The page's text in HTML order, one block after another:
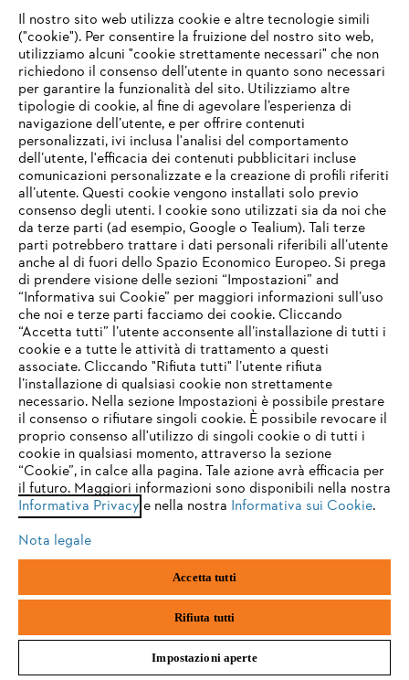
NON PERDETEVI NULLA CON LA
NEWSLETTER STIHL
Indirizzo e-mail
Iscrizione alla newsletter
#STIHL
L’azienda
STIHL FAQ
IHR BROWSER WIRD NICHT
UNTERSTÜTZT
Sie nutzen einen Browser, den wir noch nicht unterstützen. Für
eine optimale Nutzung unserer Seite empfehlen wir Ihnen, zu
einem der folgenden Browser zu wechseln:
firefox chrome
safari edge
Il nostro sito web utilizza cookie e altre tecnologie simili
("cookie"). Per consentire la fruizione del nostro sito web,
utilizziamo alcuni "cookie strettamente necessari" che non
richiedono il consenso dell’utente in quanto sono necessari
per garantire la funzionalità del sito. Utilizziamo altre
tipologie di cookie, al fine di agevolare l’esperienza di
navigazione dell’utente, e per offrire contenuti
personalizzati, ivi inclusa l'analisi del comportamento
dell’utente, l'efficacia dei contenuti pubblicitari incluse
comunicazioni personalizzate e la creazione di profili riferiti
all’utente. Questi cookie vengono installati solo previo
consenso degli utenti. I cookie sono utilizzati sia da noi che
da terze parti (ad esempio, Google o Tealium). Tali terze
parti potrebbero trattare i dati personali riferibili all’utente
anche al di fuori dello Spazio Economico Europeo. Si prega
di prendere visione delle sezioni “Impostazioni” and
“Informativa sui Cookie” per maggiori informazioni sull’uso
che noi e terze parti facciamo dei cookie. Cliccando
“Accetta tutti” l’utente acconsente all’installazione di tutti i
cookie e a tutte le attività di trattamento a questi
associate. Cliccando "Rifiuta tutti" l’utente rifiuta
l’installazione di qualsiasi cookie non strettamente
necessario. Nella sezione Impostazioni è possibile prestare
il consenso o rifiutare singoli cookie. È possibile revocare il
proprio consenso all'utilizzo di singoli cookie o di tutti i
cookie in qualsiasi momento, attraverso la sezione
“Cookie”, in calce alla pagina. Tale azione avrà efficacia per
il futuro. Maggiori informazioni sono disponibili nella nostra
Informativa Privacy e nella nostra Informativa sui Cookie.
Nota legale
Accetta tutti
Rifiuta tutti
Impostazioni aperte